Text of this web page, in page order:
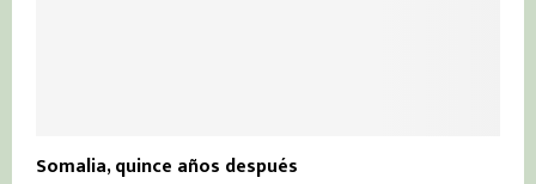
Somalia, quince años después